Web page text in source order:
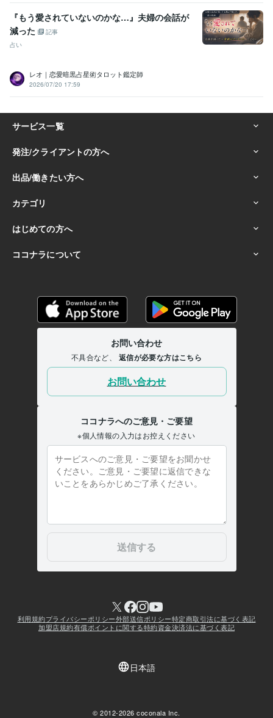
『もう愛されていないのかな…』夫婦の会話が
減った
記事
占い
レオ｜恋愛暗黒占星術タロット鑑定師
2026/07/20 17:59